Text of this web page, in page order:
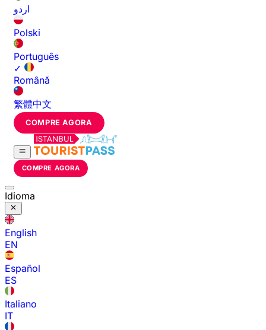
اردو
Polski
Português
✓
Română
繁體中文
COMPRE AGORA
COMPRE AGORA
Idioma
English
EN
Español
ES
Italiano
IT